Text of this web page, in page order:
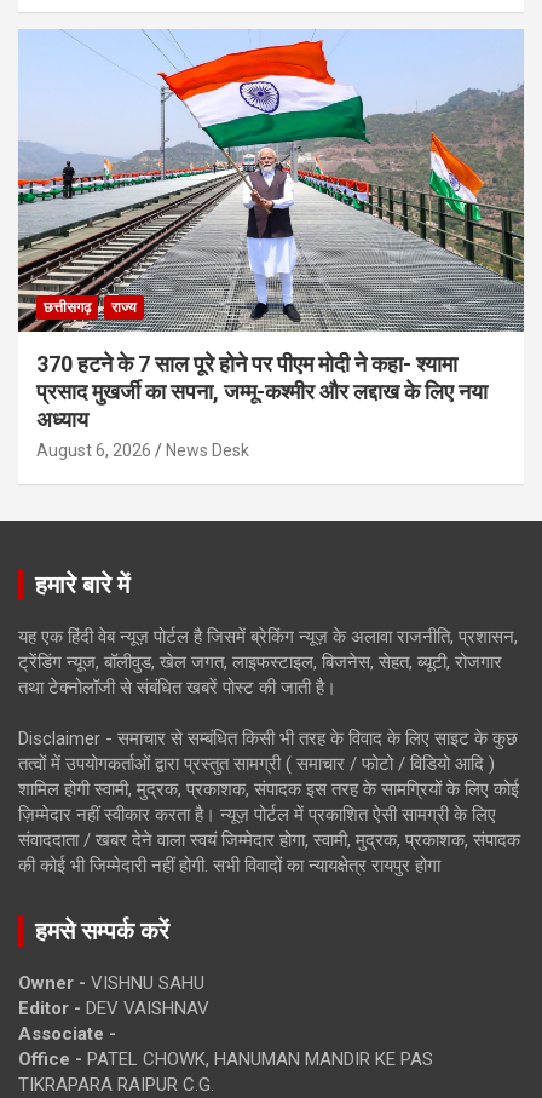
छत्तीसगढ़ राज्य
370 हटने के 7 साल पूरे होने पर पीएम मोदी ने कहा- श्यामा
प्रसाद मुखर्जी का सपना, जम्मू-कश्मीर और लद्दाख के लिए नया
अध्याय
August 6, 2026 News Desk
हमारे बारे में
यह एक हिंदी वेब न्यूज़ पोर्टल है जिसमें ब्रेकिंग न्यूज़ के अलावा राजनीति, प्रशासन,
ट्रेंडिंग न्यूज, बॉलीवुड, खेल जगत, लाइफस्टाइल, बिजनेस, सेहत, ब्यूटी, रोजगार
तथा टेक्नोलॉजी से संबंधित खबरें पोस्ट की जाती है।
Disclaimer - समाचार से सम्बंधित किसी भी तरह के विवाद के लिए साइट के कुछ
तत्वों में उपयोगकर्ताओं द्वारा प्रस्तुत सामग्री ( समाचार / फोटो / विडियो आदि )
शामिल होगी स्वामी, मुद्रक, प्रकाशक, संपादक इस तरह के सामग्रियों के लिए कोई
ज़िम्मेदार नहीं स्वीकार करता है। न्यूज़ पोर्टल में प्रकाशित ऐसी सामग्री के लिए
संवाददाता / खबर देने वाला स्वयं जिम्मेदार होगा, स्वामी, मुद्रक, प्रकाशक, संपादक
की कोई भी जिम्मेदारी नहीं होगी. सभी विवादों का न्यायक्षेत्र रायपुर होगा
हमसे सम्पर्क करें
Owner - VISHNU SAHU
Editor - DEV VAISHNAV
Associate -
Office - PATEL CHOWK, HANUMAN MANDIR KE PAS
TIKRAPARA RAIPUR C.G.